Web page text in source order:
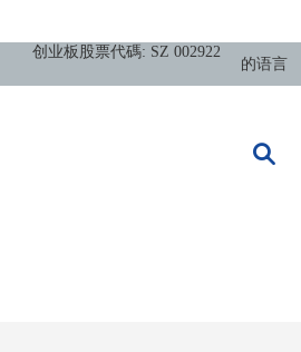
创业板股票代碼: SZ 002922
的语言